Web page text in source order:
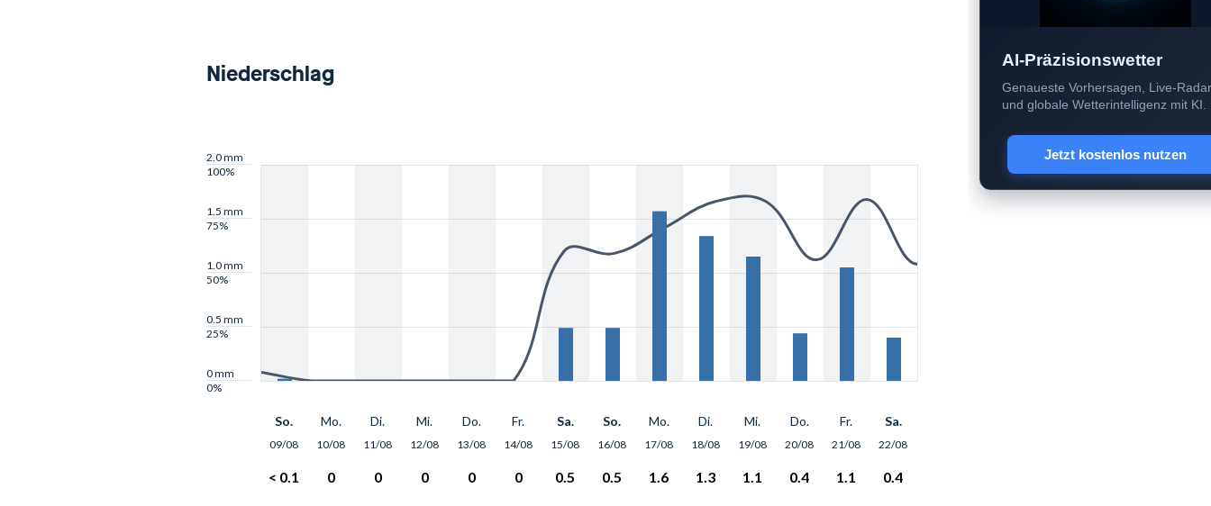
AI-Präzisionswetter
Genaueste Vorhersagen, Live-Radar
und globale Wetterintelligenz mit KI.
Jetzt kostenlos nutzen